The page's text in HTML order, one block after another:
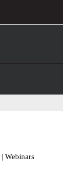
| Webinars